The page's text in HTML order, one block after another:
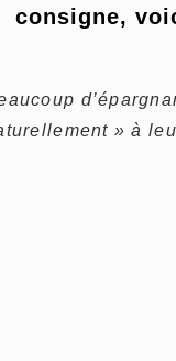
consigne,
» à